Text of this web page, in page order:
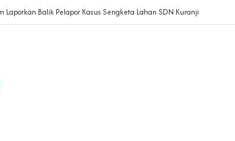
Laporkan Balik Pelapor Kasus Sengketa Lahan SDN Kuranji‎